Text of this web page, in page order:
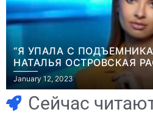
“Я УПАЛА С
НАТАЛЬЯ ОСТРОВСКАЯ
НЕПРИЯТНОМ
КАРПАТАХ
January 12, 2023
Сейчас
Игры
Геймеры
отменяют